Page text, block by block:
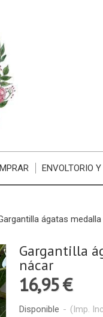
ENVOLTORIO
ágatas
Gargantilla
nácar
16,95 €
Disponible - (Imp.